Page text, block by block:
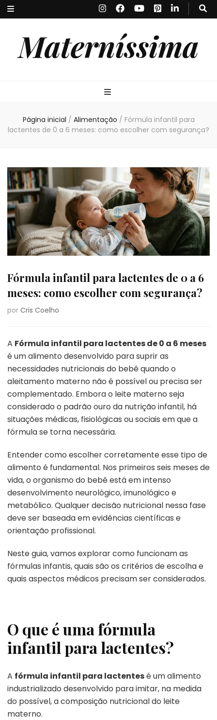
Materníssima
Página inicial / Alimentação / Fórmula infantil para
lactentes de 0 a 6 meses: como escolher com segurança?
Fórmula infantil para lactentes de 0 a 6
meses: como escolher com segurança?
por Cris Coelho
A Fórmula infantil para lactentes de 0 a 6 meses
é um alimento desenvolvido para suprir as
necessidades nutricionais do bebê quando o
aleitamento materno não é possível ou precisa ser
complementado. Embora o leite materno seja
considerado o padrão ouro da nutrição infantil, há
situações médicas, fisiológicas ou sociais em que a
fórmula se torna necessária.
Entender como escolher corretamente esse tipo de
alimento é fundamental. Nos primeiros seis meses de
vida, o organismo do bebê está em intenso
desenvolvimento neurológico, imunológico e
metabólico. Qualquer decisão nutricional nessa fase
deve ser baseada em evidências científicas e
orientação profissional.
Neste guia, vamos explorar como funcionam as
fórmulas infantis, quais são os critérios de escolha e
quais aspectos médicos precisam ser considerados.
O que é uma fórmula
infantil para lactentes?
A fórmula infantil para lactentesé um alimento
industrializado desenvolvido para imitar, na medida
do possível, a composição nutricional do leite
materno.